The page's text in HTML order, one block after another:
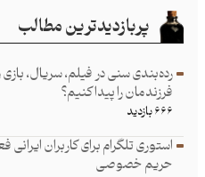
پربازدیدترین مطالب
رده‌بندی سنی در فیلم، سریال،
فرزند‌مان را پیدا کنیم؟
۶۶۶ بازدید
حریم خصوصی